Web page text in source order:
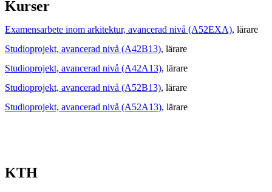
Kurser
Examensarbete inom arkitektur, avancerad nivå (A52EXA), lärare
Studioprojekt, avancerad nivå (A42B13), lärare
Studioprojekt, avancerad nivå (A42A13), lärare
Studioprojekt, avancerad nivå (A52B13), lärare
Studioprojekt, avancerad nivå (A52A13), lärare
KTH